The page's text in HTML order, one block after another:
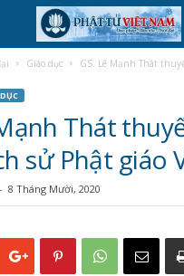
Giáo dục
GS. Lê Mạnh Thát
Thát
sử Phật giáo
- 8 Tháng Mười, 2020